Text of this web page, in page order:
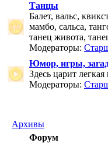
Танцы
Балет, вальс,
мамбо, сальса,
танец живота,
Модераторы:
Юмор, игры,
Здесь царит
Модераторы:
Архивы
Форум